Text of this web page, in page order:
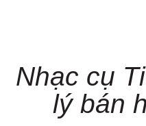
Nhạc cụ
lý bán